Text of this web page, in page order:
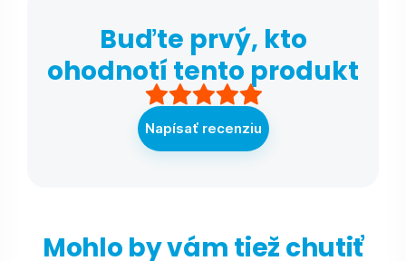
Buďte prvý, kto
ohodnotí tento produkt
Napísať recenziu
Mohlo by vám tiež chutiť